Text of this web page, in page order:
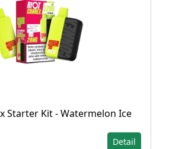
Starter Kit - Watermelon Ice
Detail